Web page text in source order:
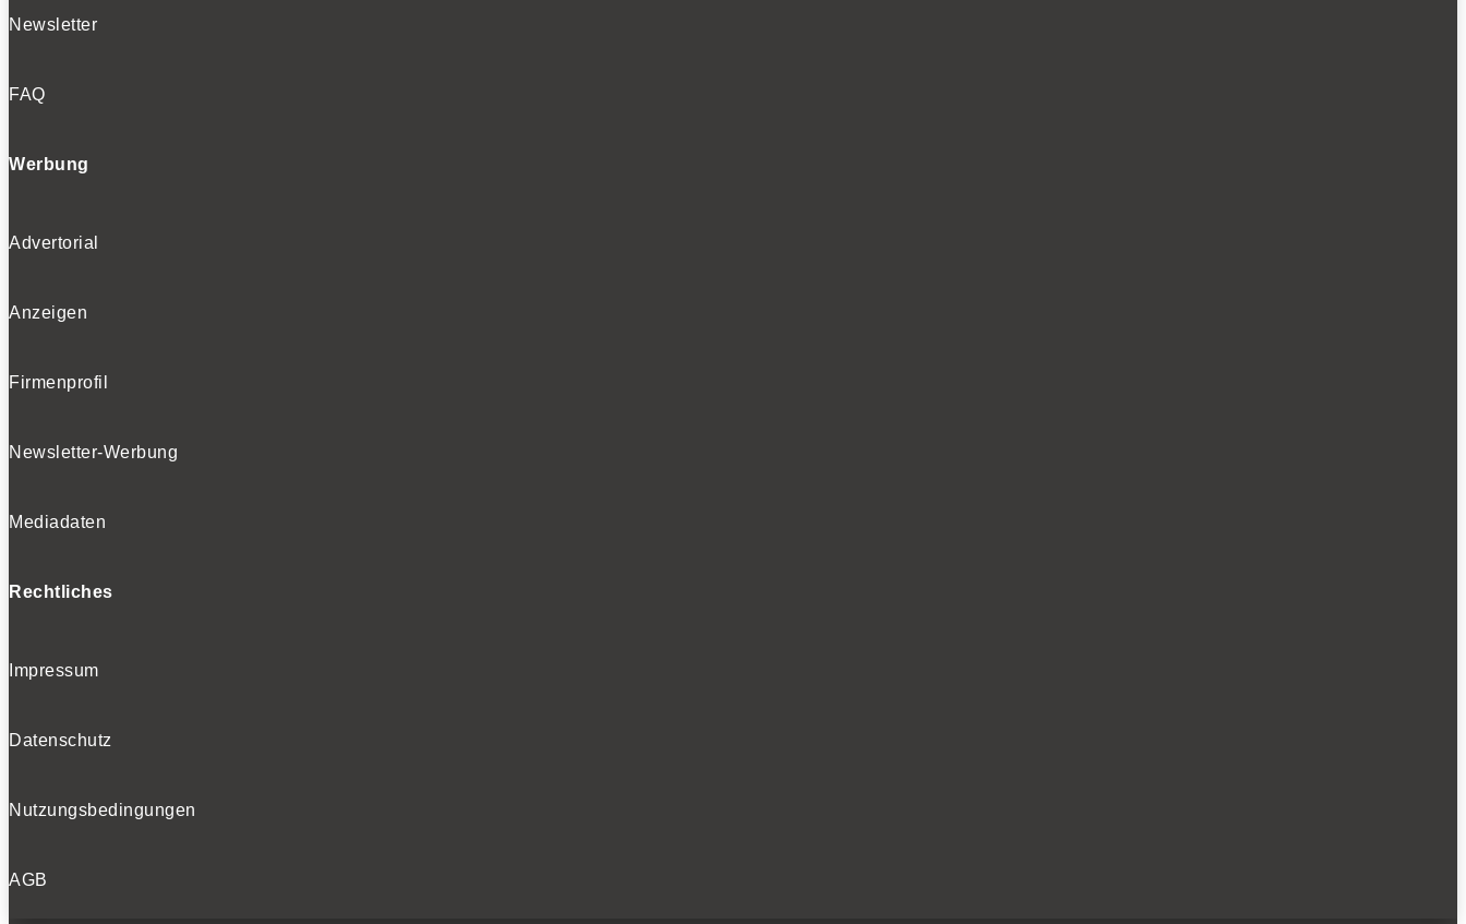
Newsletter
FAQ
Werbung
Advertorial
Anzeigen
Firmenprofil
Newsletter-Werbung
Mediadaten
Rechtliches
Impressum
Datenschutz
Nutzungsbedingungen
AGB